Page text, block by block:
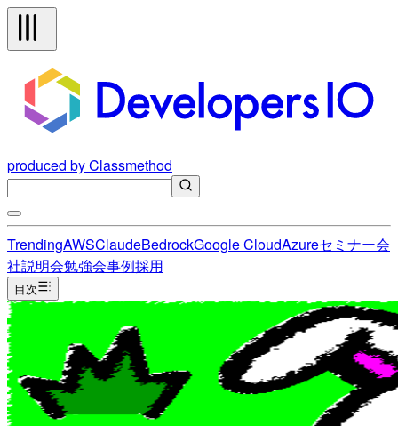
produced by Classmethod
TrendingAWSClaudeBedrockGoogle CloudAzureセミナー会
社説明会勉強会事例採用
目次